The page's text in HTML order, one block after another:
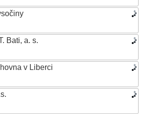
Bati, a. s.
v Liberci